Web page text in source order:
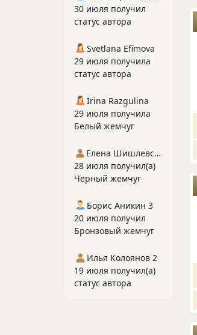
30 июля получил
статус автора
Svetlana Efimova
29 июля получила
статус автора
Irina Razgulina
29 июля получила
Белый жемчуг
Елена Шишлевская
28 июля получил(а)
Черный жемчуг
Борис Аникин 3
20 июля получил
Бронзовый жемчуг
Илья Колоянов 2
19 июля получил(а)
статус автора